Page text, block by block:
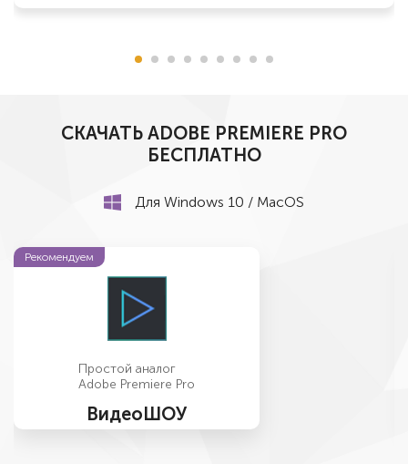
СКАЧАТЬ ADOBE PREMIERE PRO
БЕСПЛАТНО
Для Windows 10 / MacOS
Рекомендуем
Простой аналог
Adobe Premiere Pro
ВидеоШОУ